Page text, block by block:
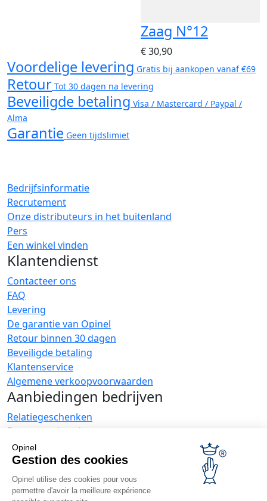
Opinel
Gestion des cookies
Opinel utilise des cookies pour vous
permettre d'avoir la meilleure expérience
Zaag N°12
€ 30,90
Voordelige levering Gratis bij aankopen vanaf €69
Retour Tot 30 dagen na levering
Beveiligde betaling Visa / Mastercard / Paypal /
Alma
Garantie Geen tijdslimiet
Bedrijfsinformatie
Recrutement
Onze distributeurs in het buitenland
Pers
Een winkel vinden
Klantendienst
Contacteer ons
FAQ
Levering
De garantie van Opinel
Retour binnen 30 dagen
Beveiligde betaling
Klantenservice
Algemene verkoopvoorwaarden
Aanbiedingen bedrijven
Relatiegeschenken
Restauranthouders
Opinel Nieuws
Ontvang nieuwtjes
Vind ons